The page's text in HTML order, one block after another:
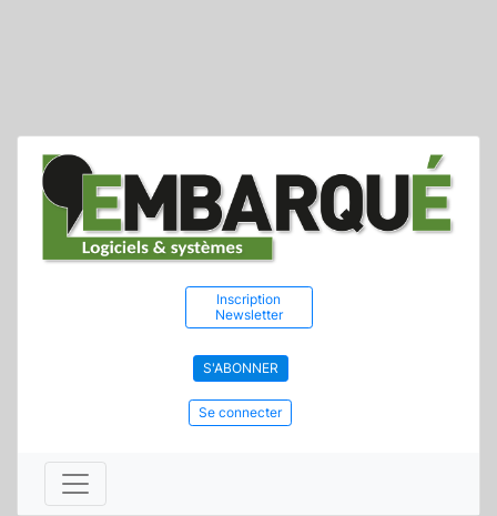
Inscription
Newsletter
S'ABONNER
Se connecter